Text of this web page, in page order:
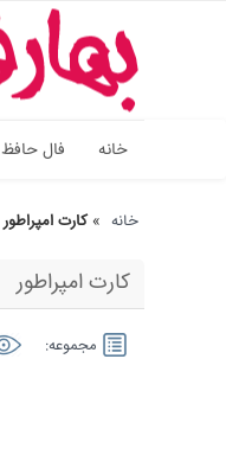
خانه فال حافظ
خانه »کارت امپراطور
کارت امپراطور
مجموعه: